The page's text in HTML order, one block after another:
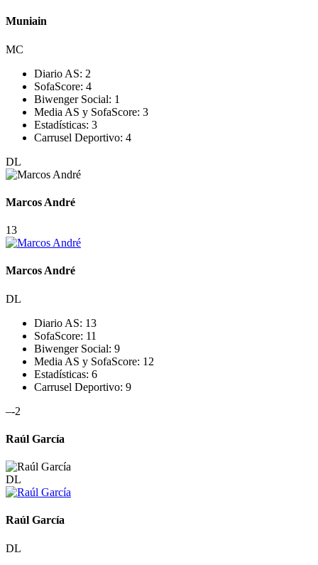
Muniain
MC
Diario AS: 2
SofaScore: 4
Biwenger Social: 1
Media AS y SofaScore: 3
Estadísticas: 3
Carrusel Deportivo: 4
DL
Marcos André
13
Marcos André
DL
Diario AS: 13
SofaScore: 11
Biwenger Social: 9
Media AS y SofaScore: 12
Estadísticas: 6
Carrusel Deportivo: 9
–-2
Raúl García
DL
Raúl García
DL